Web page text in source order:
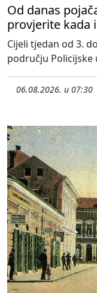
Od danas
provjerite kada
Cijeli tjedan od 3.
području Policijske
06.08.2026. u 07:30